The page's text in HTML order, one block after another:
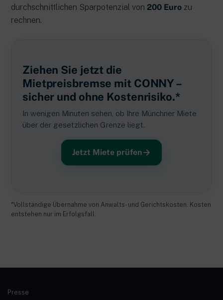
durchschnittlichen Sparpotenzial von 200 Euro zu
rechnen.
Ziehen Sie jetzt die
Mietpreisbremse mit CONNY –
sicher und ohne Kostenrisiko.*
In wenigen Minuten sehen, ob Ihre Münchner Miete
über der gesetzlichen Grenze liegt.
Jetzt Miete prüfen
*Vollständige Übernahme von Anwalts- und Gerichtskosten. Kosten
entstehen nur im Erfolgsfall.
Presse